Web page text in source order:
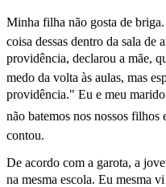
Minha filha não gosta de
coisa dessas dentro da sala de
providência, declarou a mãe,
medo da volta às aulas, mas
providência." Eu e meu
não batemos nos nossos filhos
contou.
De acordo com a garota, a
na mesma escola. Eu mesma